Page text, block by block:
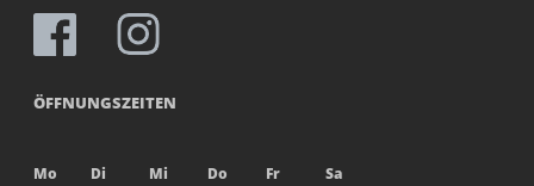
ÖFFNUNGSZEITEN
Mo Di Mi Do Fr
Sa